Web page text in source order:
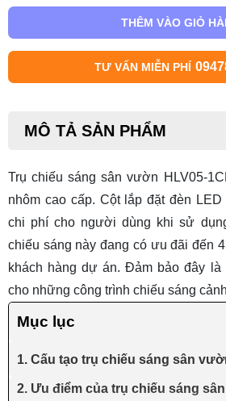
THÊM VÀO GIỎ
TƯ VẤN MIỄN PHÍ
MÔ TẢ SẢN PHẨM
Trụ chiếu sáng sân vườn HLV05-
nhôm cao cấp. Cột lắp đặt đèn
chi phí cho người dùng khi sử
chiếu sáng này đang có ưu đãi đến
khách hàng dự án. Đảm bảo đây
cho những công trình chiếu sáng
Mục lục
1. Cấu tạo trụ chiếu sáng sân
2. Ưu điểm của trụ chiếu sáng